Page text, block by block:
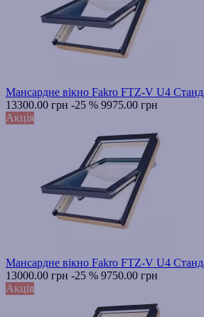
Мансардне вікно Fakro FTZ-V U4
13300.00 грн -25 % 9975.00 грн
Акція
Мансардне вікно Fakro FTZ-V U4
13000.00 грн -25 % 9750.00 грн
Акція